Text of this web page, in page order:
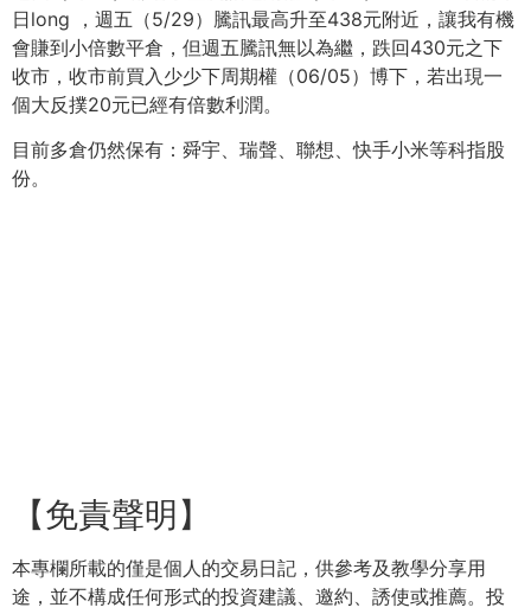
日long ，週五（5/29）騰訊最高升至438元附近，讓我有機
會賺到小倍數平倉，但週五騰訊無以為繼，跌回430元之下
收市，收市前買入少少下周期權（06/05）博下，若出現一
個大反撲20元已經有倍數利潤。
目前多倉仍然保有：舜宇、瑞聲、聯想、快手小米等科指股
份。
【免責聲明】
本專欄所載的僅是個人的交易日記，供參考及教學分享用
途，並不構成任何形式的投資建議、邀約、誘使或推薦。投